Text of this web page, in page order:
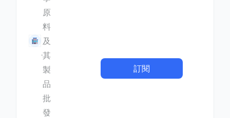
原
料
及
其
製
品
批
發
訂閱